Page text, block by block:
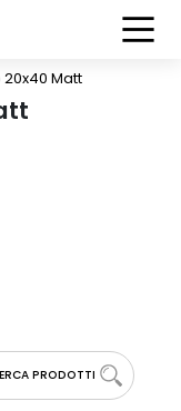
Matt
PRODOTTI